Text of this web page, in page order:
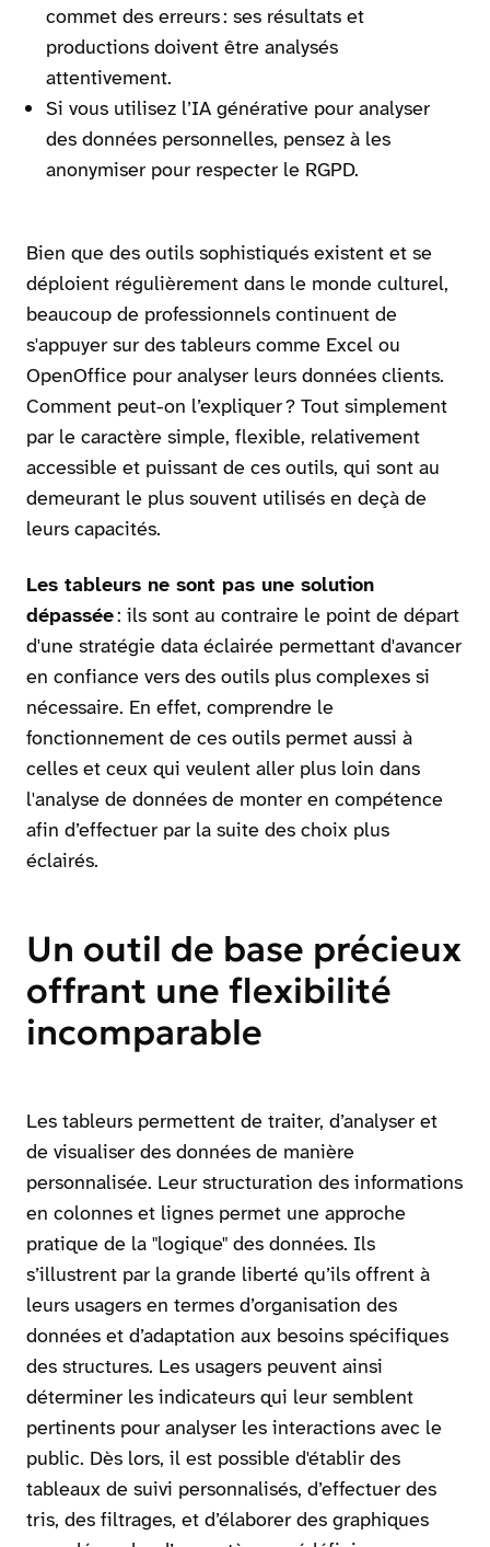
commet des erreurs : ses résultats et
productions doivent être analysés
attentivement.
Si vous utilisez l’IA générative pour analyser
des données personnelles, pensez à les
anonymiser pour respecter le RGPD.
Bien que des outils sophistiqués existent et se
déploient régulièrement dans le monde culturel,
beaucoup de professionnels continuent de
s'appuyer sur des tableurs comme Excel ou
OpenOffice pour analyser leurs données clients.
Comment peut-on l’expliquer ? Tout simplement
par le caractère simple, flexible, relativement
accessible et puissant de ces outils, qui sont au
demeurant le plus souvent utilisés en deçà de
leurs capacités.
Les tableurs ne sont pas une solution
dépassée: ils sont au contraire le point de départ
d'une stratégie data éclairée permettant d'avancer
en confiance vers des outils plus complexes si
nécessaire. En effet, comprendre le
fonctionnement de ces outils permet aussi à
celles et ceux qui veulent aller plus loin dans
l'analyse de données de monter en compétence
afin d’effectuer par la suite des choix plus
éclairés.
Un outil de base précieux
offrant une flexibilité
incomparable
Les tableurs permettent de traiter, d’analyser et
de visualiser des données de manière
personnalisée. Leur structuration des informations
en colonnes et lignes permet une approche
pratique de la "logique" des données. Ils
s’illustrent par la grande liberté qu’ils offrent à
leurs usagers en termes d’organisation des
données et d’adaptation aux besoins spécifiques
des structures. Les usagers peuvent ainsi
déterminer les indicateurs qui leur semblent
pertinents pour analyser les interactions avec le
public. Dès lors, il est possible d'établir des
tableaux de suivi personnalisés, d’effectuer des
tris, des filtrages, et d’élaborer des graphiques